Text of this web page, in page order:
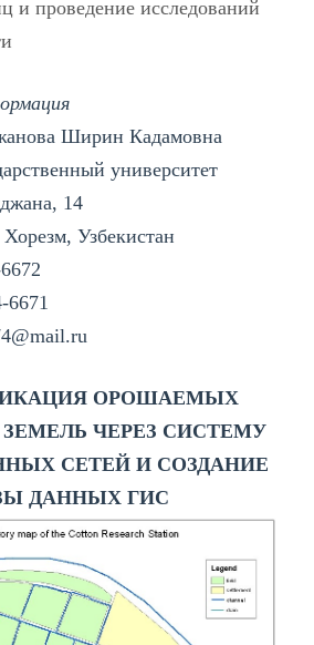
и проведение исследований
Ширин Кадамовна
университет
14
Узбекистан
6671
ОРОШАЕМЫХ
ЧЕРЕЗ СИСТЕМУ
СЕТЕЙ И СОЗДАНИЕ
ДАННЫХ ГИС